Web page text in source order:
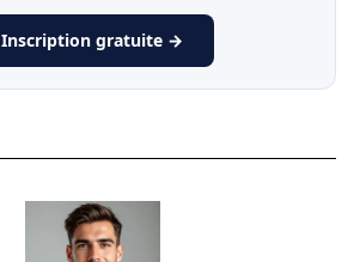
Inscription gratuite →